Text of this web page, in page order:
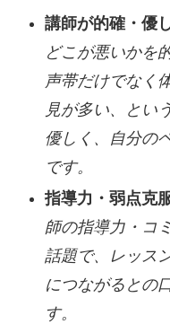
講師が的確・優
どこが悪いかを
声帯だけでなく
見が多い、とい
優しく、自分の
です。
指導力・弱点克
師の指導力・コ
話題で、レッス
につながるとの
す。